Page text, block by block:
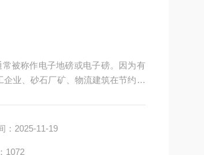
被称作电子地磅或电子磅。因为有
业、砂石厂矿、物流建筑在节约人
：2025-11-19
1072